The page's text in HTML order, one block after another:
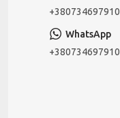
+380734697910
+380734697910